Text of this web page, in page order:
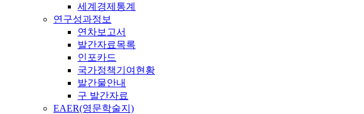
세계경제통계
연구성과정보
연차보고서
발간자료목록
인포카드
국가정책기여현황
발간물안내
구 발간자료
EAER(영문학술지)